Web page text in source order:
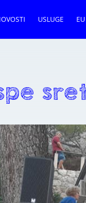
USLUGE